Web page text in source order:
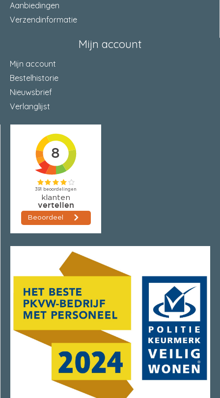
Aanbiedingen
Verzendinformatie
Mijn account
Mijn account
Bestelhistorie
Nieuwsbrief
Verlanglijst